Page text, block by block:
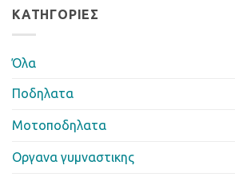
ΚΑΤΗΓΟΡΊΕΣ
Όλα
Ποδηλατα
Μοτοποδηλατα
Οργανα γυμναστικης